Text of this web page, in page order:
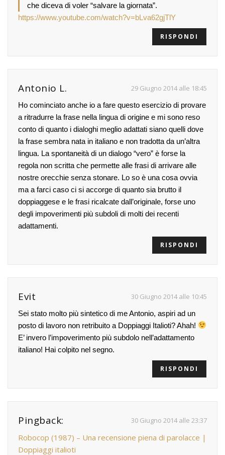
che diceva di voler “salvare la giornata”.
https://www.youtube.com/watch?v=bLva62gjTlY
RISPONDI
Antonio L. 29 Giugno 2014 alle 18:45
Ho cominciato anche io a fare questo esercizio di provare
a ritradurre la frase nella lingua di origine e mi sono reso
conto di quanto i dialoghi meglio adattati siano quelli dove
la frase sembra nata in italiano e non tradotta da un’altra
lingua. La spontaneità di un dialogo “vero” è forse la
regola non scritta che permette alle frasi di arrivare alle
nostre orecchie senza stonare. Lo so è una cosa ovvia
ma a farci caso ci si accorge di quanto sia brutto il
doppiaggese e le frasi ricalcate dall’originale, forse uno
degli impoverimenti più subdoli di molti dei recenti
adattamenti.
RISPONDI
Evit 30 Giugno 2014 alle 10:45
Sei stato molto più sintetico di me Antonio, aspiri ad un
posto di lavoro non retribuito a Doppiaggi Italioti? Ahah!
E’ invero l’impoverimento più subdolo nell’adattamento
italiano! Hai colpito nel segno.
RISPONDI
Pingback: 30 Giugno 2014 alle 23:37
Robocop (1987) – Una recensione piena di parolacce |
Doppiaggi italioti